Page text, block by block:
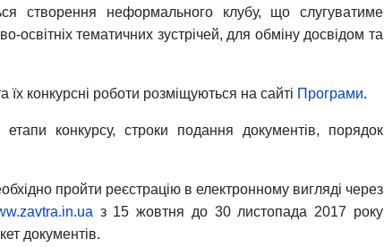
створення неформального клубу, що слугуватиме
тематичних зустрічей, для обміну досвідом та
їх конкурсні роботи розміщуються на сайті Програми.
етапи конкурсу, строки подання документів, порядок
пройти реєстрацію в електронному вигляді через
з 15 жовтня до 30 листопада 2017 року
документів.